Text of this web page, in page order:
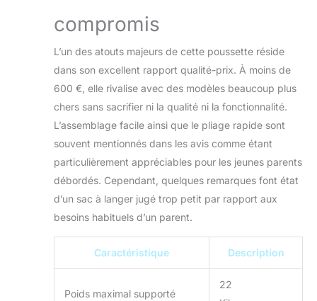
compromis
L’un des atouts majeurs de cette poussette réside
dans son excellent rapport qualité-prix. À moins de
600 €, elle rivalise avec des modèles beaucoup plus
chers sans sacrifier ni la qualité ni la fonctionnalité.
L’assemblage facile ainsi que le pliage rapide sont
souvent mentionnés dans les avis comme étant
particulièrement appréciables pour les jeunes parents
débordés. Cependant, quelques remarques font état
d’un sac à langer jugé trop petit par rapport aux
besoins habituels d’un parent.
Caractéristique Description
Poids maximal supporté
22